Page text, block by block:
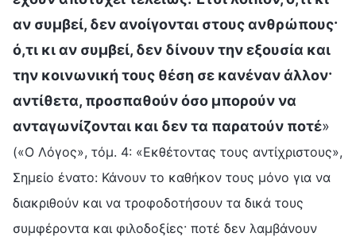
αν συμβεί, δεν ανοίγονται στους ανθρώπους·
ό,τι κι αν συμβεί, δεν δίνουν την εξουσία και
την κοινωνική τους θέση σε κανέναν άλλον·
αντίθετα, προσπαθούν όσο μπορούν να
ανταγωνίζονται και δεν τα παρατούν ποτέ»
(«Ο Λόγος», τόμ. 4: «Εκθέτοντας τους αντίχριστους»,
Σημείο ένατο: Κάνουν το καθήκον τους μόνο για να
διακριθούν και να τροφοδοτήσουν τα δικά τους
συμφέροντα και φιλοδοξίες· ποτέ δεν λαμβάνουν